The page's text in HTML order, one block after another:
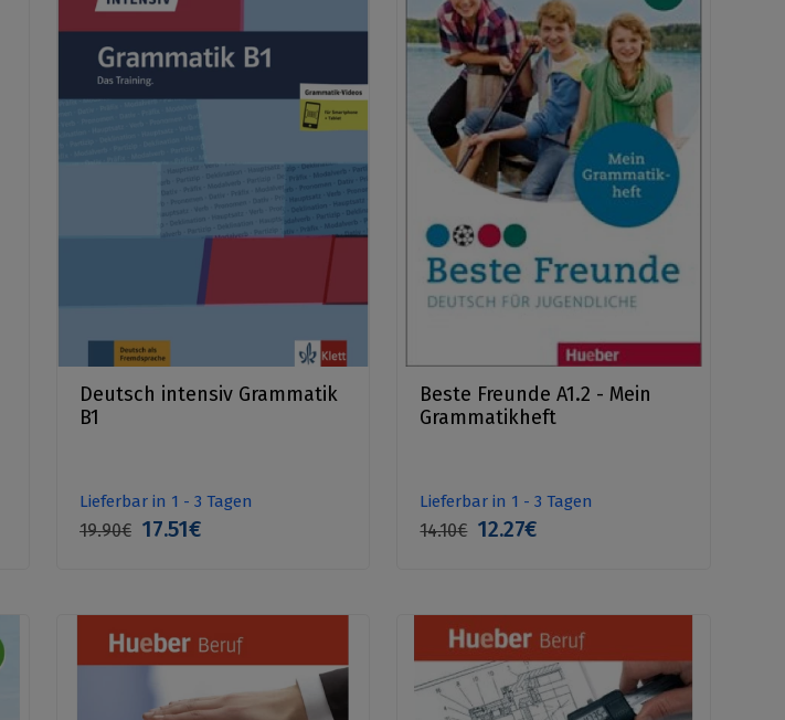
Deutsch intensiv Grammatik
B1
Lieferbar in 1 - 3 Tagen
19.90€ 17.51€
Beste Freunde A1.2 - Mein
Grammatikheft
Lieferbar in 1 - 3 Tagen
14.10€ 12.27€